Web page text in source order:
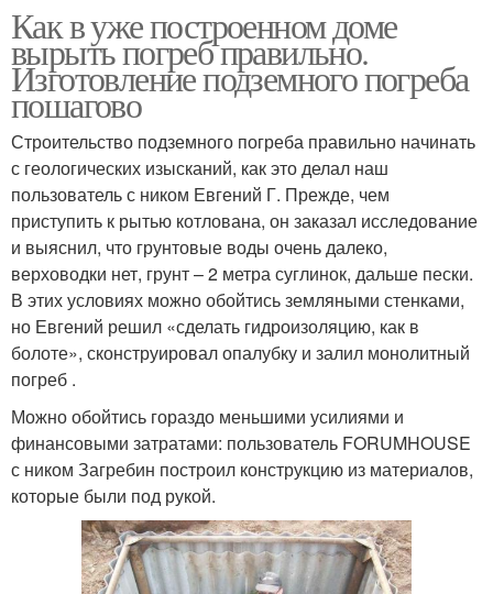
Как в уже построенном доме
вырыть погреб правильно.
Изготовление подземного погреба
пошагово
Строительство подземного погреба правильно начинать
с геологических изысканий, как это делал наш
пользователь с ником Евгений Г. Прежде, чем
приступить к рытью котлована, он заказал исследование
и выяснил, что грунтовые воды очень далеко,
верховодки нет, грунт – 2 метра суглинок, дальше пески.
В этих условиях можно обойтись земляными стенками,
но Евгений решил «сделать гидроизоляцию, как в
болоте», сконструировал опалубку и залил монолитный
погреб .
Можно обойтись гораздо меньшими усилиями и
финансовыми затратами: пользователь FORUMHOUSE
с ником Загребин построил конструкцию из материалов,
которые были под рукой.